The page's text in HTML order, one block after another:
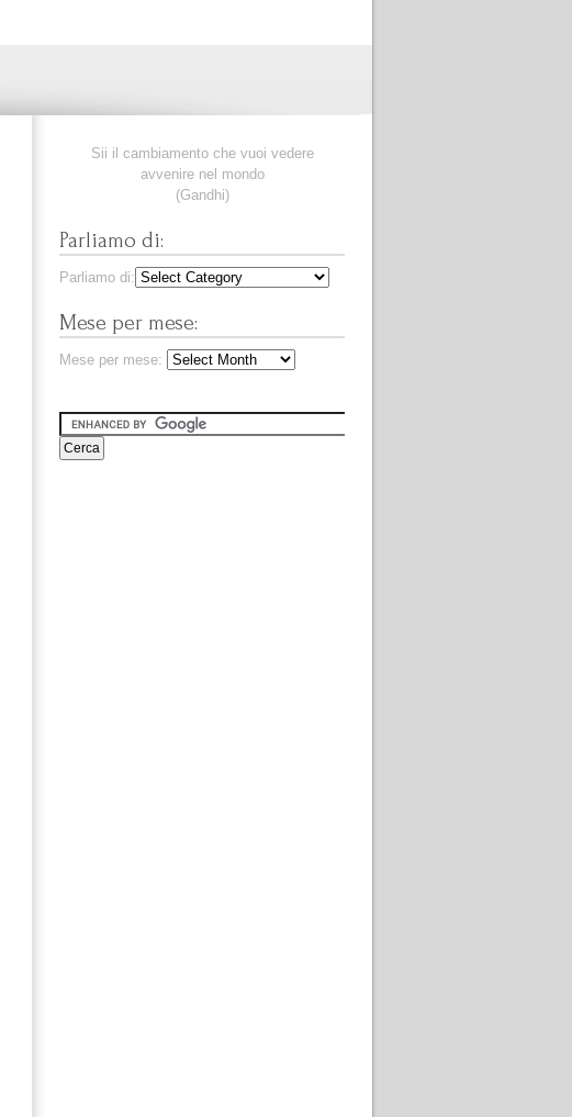
Sii il cambiamento che vuoi vedere
avvenire nel mondo
(Gandhi)
Parliamo di:
Parliamo di:
Mese per mese:
Mese per mese: